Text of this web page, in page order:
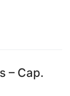
– Cap.